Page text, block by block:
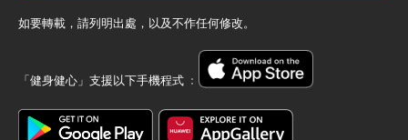
如要轉載，請列明出處，以及不作任何修改。
「健身健心」支援以下手機程式 ﹕